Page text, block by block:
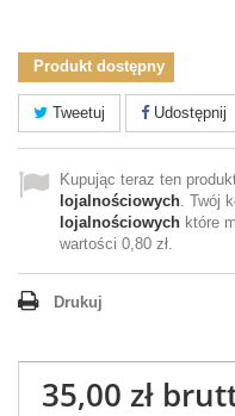
Produkt dostępny
Tweetuj Udostępnij
Kupując teraz ten
lojalnościowych. Twój
lojalnościowych które
wartości 0,80 zł.
Drukuj
35,00 zł